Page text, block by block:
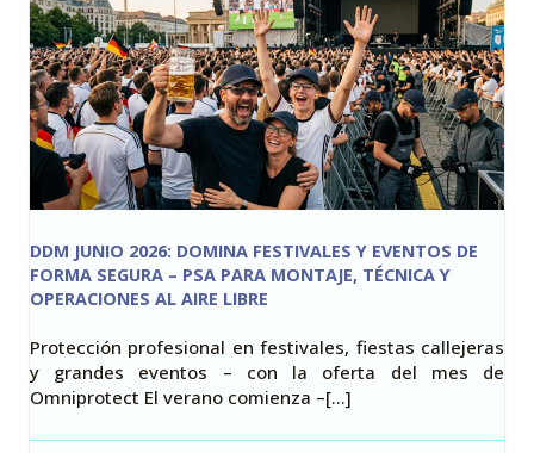
DDM JUNIO 2026: DOMINA FESTIVALES Y EVENTOS DE
FORMA SEGURA – PSA PARA MONTAJE, TÉCNICA Y
OPERACIONES AL AIRE LIBRE
Protección profesional en festivales, fiestas callejeras
y grandes eventos – con la oferta del mes de
Omniprotect El verano comienza –[…]